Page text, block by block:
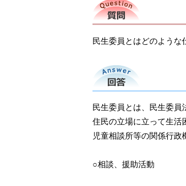
質問
民生委員とはどのような
回答
民生委員とは、民生委
住民の立場に立って生活
児童相談所等の関係行政
○相談、援助活動